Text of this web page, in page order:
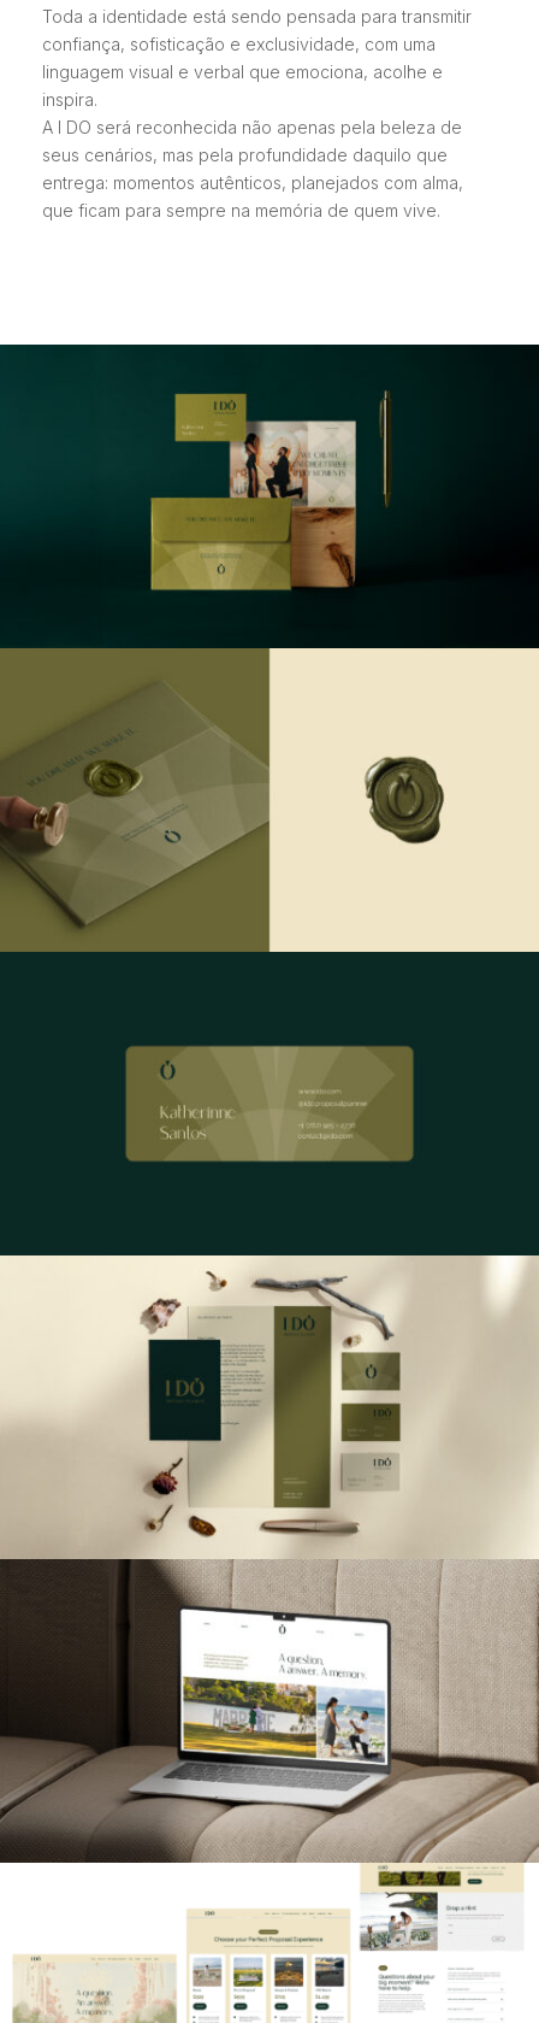
Toda a identidade está sendo pensada para transmitir
confiança, sofisticação e exclusividade, com uma
linguagem visual e verbal que emociona, acolhe e
inspira.
A I DO será reconhecida não apenas pela beleza de
seus cenários, mas pela profundidade daquilo que
entrega: momentos autênticos, planejados com alma,
que ficam para sempre na memória de quem vive.